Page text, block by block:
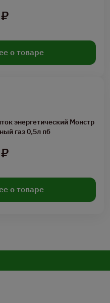
о товаре
энергетический Монстр
газ 0,5л пб
о товаре